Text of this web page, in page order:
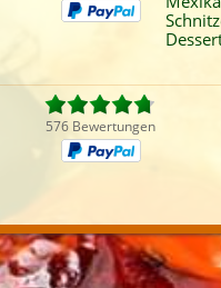
Fleisch
sofort
für
576 Bewertungen